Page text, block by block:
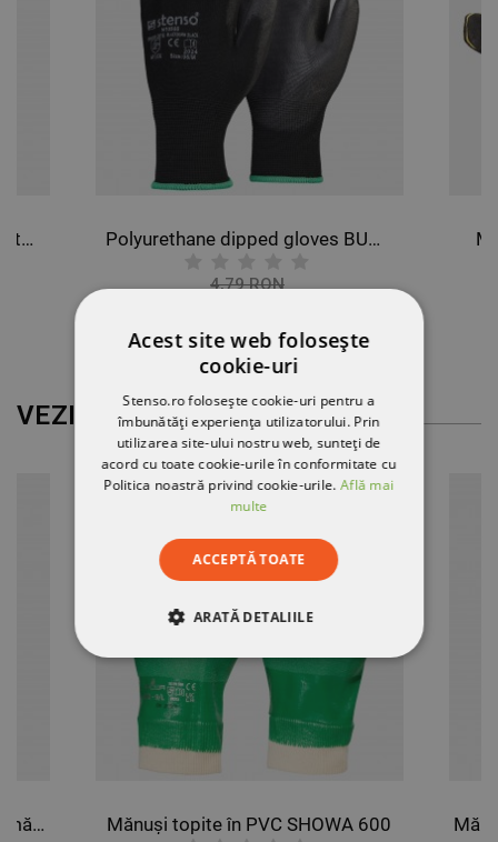
Mănuși tricotate ecologice topite în nitril EGEBANT ECOCYCLE GREEN Polyurethane dipped gloves BUNTING BLACK
4,79 RON
VEZI MAI MULT
Mănuși anti-tăiere topite în spumă PU EGEBANT SANCUT Mănuși topite în PVC SHOWA 600
Acest site web folosește
cookie-uri
Stenso.ro folosește cookie-uri pentru a
îmbunătăți experiența utilizatorului. Prin
utilizarea site-ului nostru web, sunteți de
acord cu toate cookie-urile în conformitate cu
Politica noastră privind cookie-urile.Află mai
multe
ACCEPTĂ TOATE
ARATĂ DETALIILE
STRICT NECESARE
DE PERFORMANȚĂ
DE TARGETARE
DE FUNCŢIONALITATE